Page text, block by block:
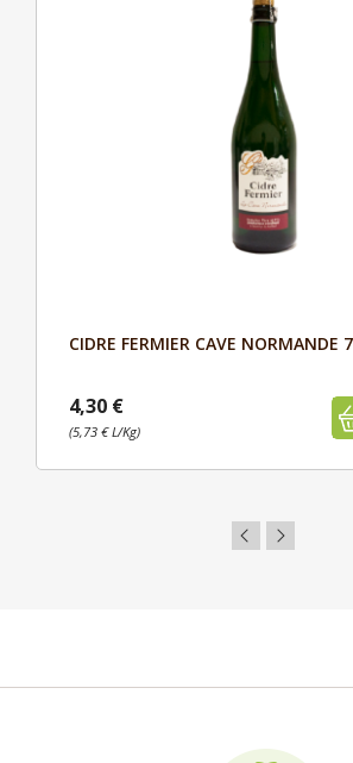
Aperçu
CIDRE FERMIER CAVE NORMANDE
4,30 €
(5,73 € L/Kg)